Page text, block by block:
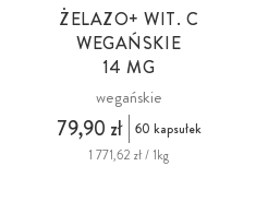
ŻELAZO+ WIT. C
WEGAŃSKIE
14 MG
wegańskie
79,90 zł
60 kapsułek
1 771,62 zł / 1kg